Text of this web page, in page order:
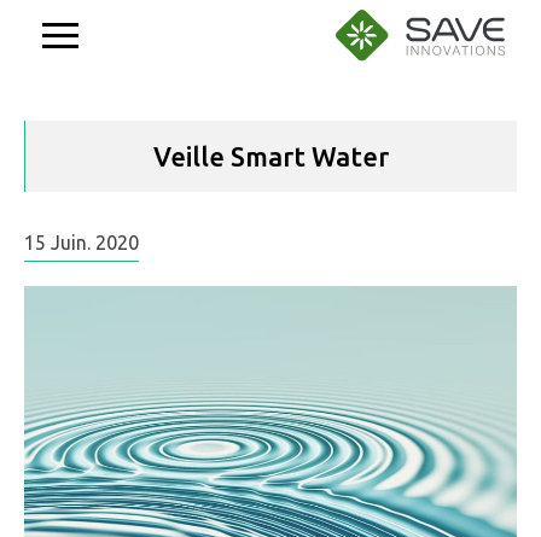
Veille Smart Water
15 Juin. 2020